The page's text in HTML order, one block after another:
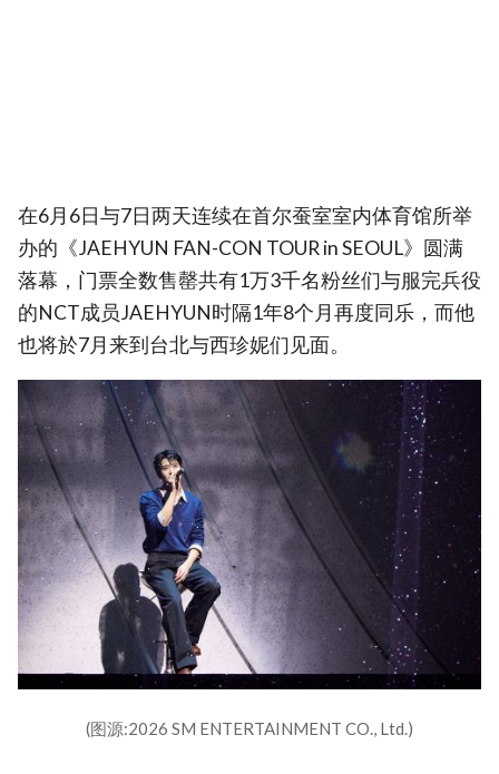
在6月6日与7日两天连续在首尔蚕室室内体育馆所举
办的《JAEHYUN FAN-CON TOUR in SEOUL》圆满
落幕，门票全数售罄共有1万3千名粉丝们与服完兵役
的NCT成员JAEHYUN时隔1年8个月再度同乐，而他
也将於7月来到台北与西珍妮们见面。
(图源:2026 SM ENTERTAINMENT CO., Ltd.)